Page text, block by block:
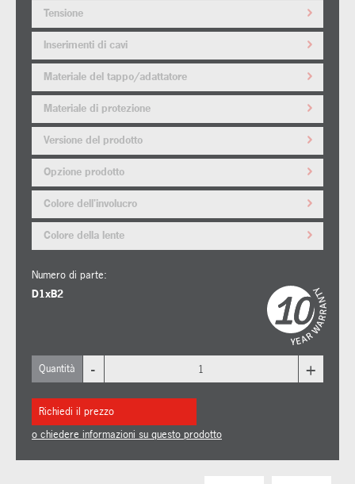
Tensione
Inserimenti di cavi
Materiale del tappo/adattatore
Materiale di protezione
Versione del prodotto
Opzione prodotto
Colore dell'involucro
Colore della lente
Numero di parte:
D1xB2
Quantità - +
Richiedi il prezzo
o chiedere informazioni su questo prodotto